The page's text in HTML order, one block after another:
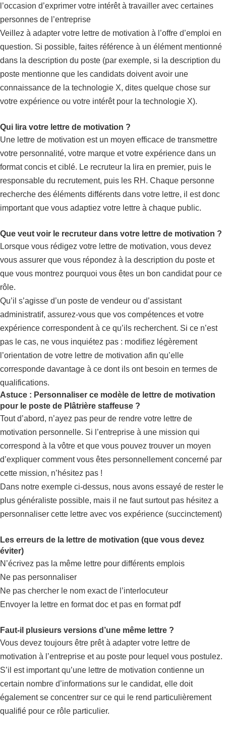
l’occasion d’exprimer votre intérêt à travailler avec certaines
personnes de l’entreprise
Veillez à adapter votre lettre de motivation à l’offre d’emploi en
question. Si possible, faites référence à un élément mentionné
dans la description du poste (par exemple, si la description du
poste mentionne que les candidats doivent avoir une
connaissance de la technologie X, dites quelque chose sur
votre expérience ou votre intérêt pour la technologie X).
Qui lira votre lettre de motivation ?
Une lettre de motivation est un moyen efficace de transmettre
votre personnalité, votre marque et votre expérience dans un
format concis et ciblé. Le recruteur la lira en premier, puis le
responsable du recrutement, puis les RH. Chaque personne
recherche des éléments différents dans votre lettre, il est donc
important que vous adaptiez votre lettre à chaque public.
Que veut voir le recruteur dans votre lettre de motivation ?
Lorsque vous rédigez votre lettre de motivation, vous devez
vous assurer que vous répondez à la description du poste et
que vous montrez pourquoi vous êtes un bon candidat pour ce
rôle.
Qu’il s’agisse d’un poste de vendeur ou d’assistant
administratif, assurez-vous que vos compétences et votre
expérience correspondent à ce qu’ils recherchent. Si ce n’est
pas le cas, ne vous inquiétez pas : modifiez légèrement
l’orientation de votre lettre de motivation afin qu’elle
corresponde davantage à ce dont ils ont besoin en termes de
qualifications.
Astuce : Personnaliser ce modèle de lettre de motivation
pour le poste de Plâtrière staffeuse ?
Tout d’abord, n’ayez pas peur de rendre votre lettre de
motivation personnelle. Si l’entreprise à une mission qui
correspond à la vôtre et que vous pouvez trouver un moyen
d’expliquer comment vous êtes personnellement concerné par
cette mission, n’hésitez pas !
Dans notre exemple ci-dessus, nous avons essayé de rester le
plus généraliste possible, mais il ne faut surtout pas hésitez a
personnaliser cette lettre avec vos expérience (succinctement)
Les erreurs de la lettre de motivation (que vous devez
éviter)
N’écrivez pas la même lettre pour différents emplois
Ne pas personnaliser
Ne pas chercher le nom exact de l’interlocuteur
Envoyer la lettre en format doc et pas en format pdf
Faut-il plusieurs versions d’une même lettre ?
Vous devez toujours être prêt à adapter votre lettre de
motivation à l’entreprise et au poste pour lequel vous postulez.
S’il est important qu’une lettre de motivation contienne un
certain nombre d’informations sur le candidat, elle doit
également se concentrer sur ce qui le rend particulièrement
qualifié pour ce rôle particulier.